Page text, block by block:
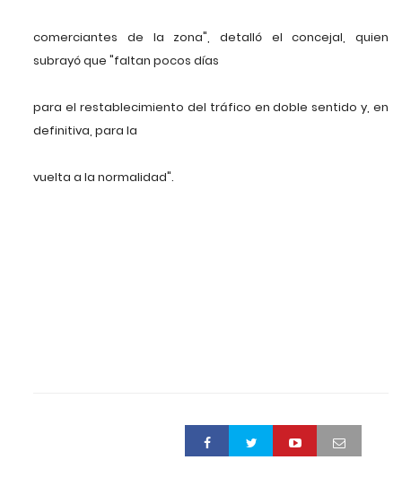
comerciantes de la zona", detalló el concejal, quien
subrayó que "faltan pocos días
para el restablecimiento del tráfico en doble sentido y, en
definitiva, para la
vuelta a la normalidad".